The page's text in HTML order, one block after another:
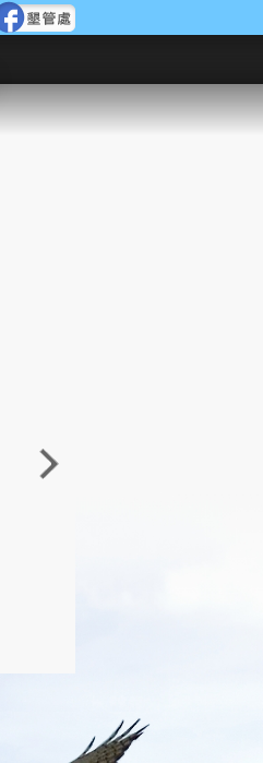
角的端點，冬季海浪拍打
著礁岸，旺盛的侵蝕作